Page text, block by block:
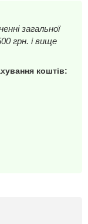
загальної
грн. і вище
коштів: